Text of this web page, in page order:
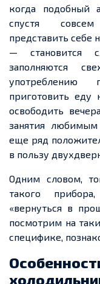
когда подобный
спустя
представить себе
— становится
заполняются
употреблению
приготовить
освободить
занятия
еще ряд
в пользу
Одним словом,
такого
«вернуться в
посмотрим на
специфике,